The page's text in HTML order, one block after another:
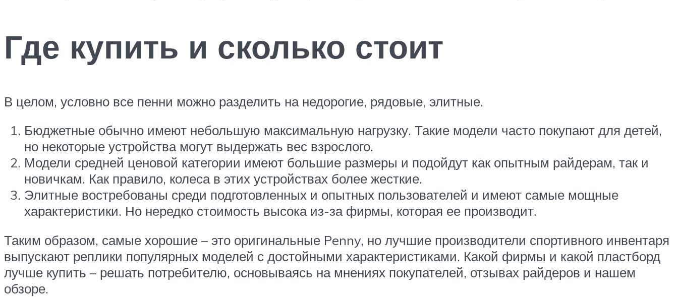
Где купить и сколько стоит
В целом, условно все пенни можно разделить на недорогие, рядовые, элитные.
Бюджетные обычно имеют небольшую максимальную нагрузку. Такие модели часто покупают для детей,
но некоторые устройства могут выдержать вес взрослого.
Модели средней ценовой категории имеют большие размеры и подойдут как опытным райдерам, так и
новичкам. Как правило, колеса в этих устройствах более жесткие.
Элитные востребованы среди подготовленных и опытных пользователей и имеют самые мощные
характеристики. Но нередко стоимость высока из-за фирмы, которая ее производит.
Таким образом, самые хорошие – это оригинальные Penny, но лучшие производители спортивного инвентаря
выпускают реплики популярных моделей с достойными характеристиками. Какой фирмы и какой пластборд
лучше купить – решать потребителю, основываясь на мнениях покупателей, отзывах райдеров и нашем
обзоре.